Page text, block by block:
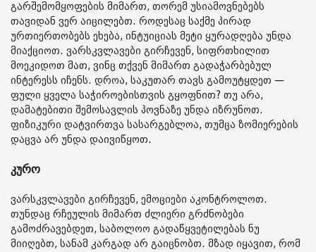
გარშემომყოფების მიმართ, თორემ უსიამოვნებებს
თავიდან ვერ აიცილებთ. როდესაც საქმე პირად
ურთიერთობებს ეხება, ინტუიციას მეტი ყურადღება უნდა
მიაქციოთ. ვარსკვლავები გირჩევენ, სიფრთხილით
მოეკიდოთ მათ, ვინც თქვენ მიმართ გადაჭარბებულ
ინტერესს იჩენს. დროა, საკუთარ თავს გამოუტყდეთ —
ფული ყველა საჭიროებისთვის გყოფნით? თუ არა,
დამატებითი შემოსავლის პოვნაზე უნდა იზრუნოთ.
ფიზიკური დატვირთვა სასარგებლოა, თუმცა ზომიერების
დაცვა არ უნდა დაივიწყოთ.
კურო
ვარსკვლავები გირჩევენ, ემოციები აკონტროლოთ.
თუნდაც რჩეულის მიმართ ძლიერი გრძნობები
გამოძრავებდეთ, საბოლოო გადაწყვეტილებას ნუ
მიიღებთ, სანამ კარგად არ გაიცნობთ. მზად იყავით, რომ